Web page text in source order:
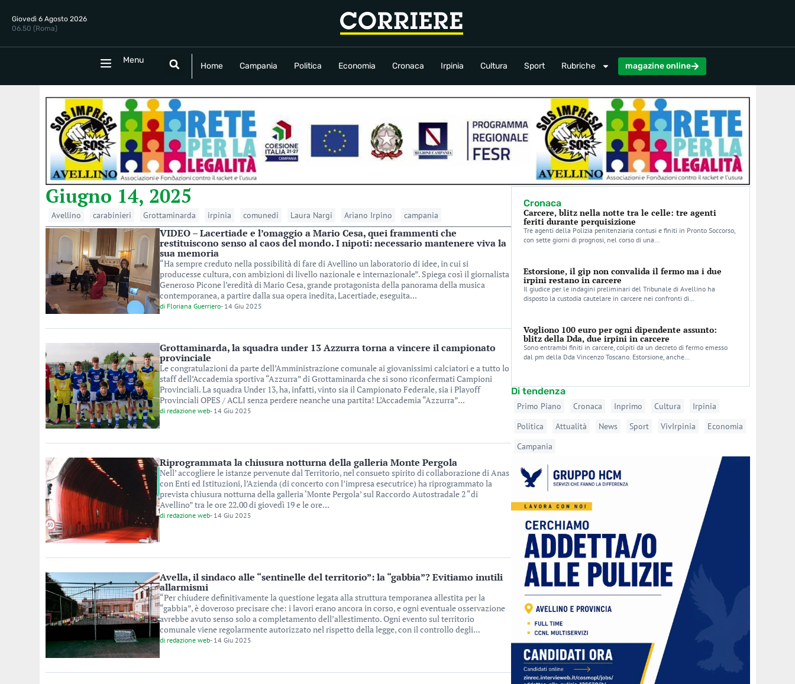
Giovedì 6 Agosto 2026
06.50 (Roma)
Menu
Home Campania Politica Economia Cronaca Irpinia Cultura Sport Rubriche magazine online
Home Campania Politica Economia Cronaca Irpinia Sport Rubriche
Giugno 14, 2025
Avellino carabinieri Grottaminarda irpinia comunedi Laura Nargi Ariano Irpino campania
VIDEO – Lacertiade e l’omaggio a Mario Cesa, quei frammenti che
restituiscono senso al caos del mondo. I nipoti: necessario mantenere viva la
sua memoria
“Ha sempre creduto nella possibilità di fare di Avellino un laboratorio di idee, in cui si
producesse cultura, con ambizioni di livello nazionale e internazionale”. Spiega così il giornalista
Generoso Picone l’eredità di Mario Cesa, grande protagonista della panorama della musica
contemporanea, a partire dalla sua opera inedita, Lacertiade, eseguita...
di Floriana Guerriero- 14 Giu 2025
Grottaminarda, la squadra under 13 Azzurra torna a vincere il campionato
provinciale
Le congratulazioni da parte dell’Amministrazione comunale ai giovanissimi calciatori e a tutto lo
staff dell’Accademia sportiva “Azzurra” di Grottaminarda che si sono riconfermati Campioni
Provinciali. La squadra Under 13, ha, infatti, vinto sia il Campionato Federale, sia i Playoff
Provinciali OPES / ACLI senza perdere neanche una partita! L’Accademia “Azzurra”...
di redazione web- 14 Giu 2025
Riprogrammata la chiusura notturna della galleria Monte Pergola
Nell’ accogliere le istanze pervenute dal Territorio, nel consueto spirito di collaborazione di Anas
con Enti ed Istituzioni, l’Azienda (di concerto con l’impresa esecutrice) ha riprogrammato la
prevista chiusura notturna della galleria ‘Monte Pergola’ sul Raccordo Autostradale 2 “di
Avellino” tra le ore 22.00 di giovedì 19 e le ore...
di redazione web- 14 Giu 2025
Avella, il sindaco alle “sentinelle del territorio”: la “gabbia”? Evitiamo inutili
allarmismi
“Per chiudere definitivamente la questione legata alla struttura temporanea allestita per la
“gabbia”, è doveroso precisare che: i lavori erano ancora in corso, e ogni eventuale osservazione
avrebbe avuto senso solo a completamento dell’allestimento. Ogni evento sul territorio
comunale viene regolarmente autorizzato nel rispetto della legge, con il controllo degli...
di redazione web- 14 Giu 2025
Cronaca
Carcere, blitz nella notte tra le celle: tre agenti
feriti durante perquisizione
Tre agenti della Polizia penitenziaria contusi e finiti in Pronto Soccorso,
con sette giorni di prognosi, nel corso di una…
Estorsione, il gip non convalida il fermo ma i due
irpini restano in carcere
Il giudice per le indagini preliminari del Tribunale di Avellino ha
disposto la custodia cautelare in carcere nei confronti di…
Vogliono 100 euro per ogni dipendente assunto:
blitz della Dda, due irpini in carcere
Sono entrambi finiti in carcere, colpiti da un decreto di fermo emesso
dal pm della Dda Vincenzo Toscano. Estorsione, anche…
Di tendenza
Primo Piano Cronaca Inprimo Cultura
Irpinia
Politica
Attualità News Sport VivIrpinia
Economia
Campania